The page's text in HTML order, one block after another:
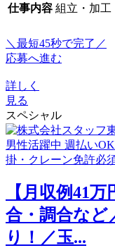
仕事内容 組立・加工
＼最短45秒で完了／
応募へ進む
詳しく
見る
スペシャル
【月収例41
合・調合など
り！／玉...